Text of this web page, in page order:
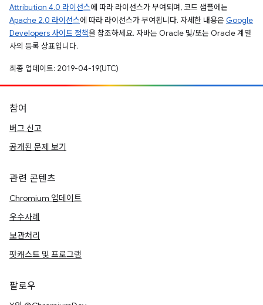
Attribution 4.0 라이선스에 따라 라이선스가 부여되며, 코드 샘플에는
Apache 2.0 라이선스에 따라 라이선스가 부여됩니다. 자세한 내용은 Google
Developers 사이트 정책을 참조하세요. 자바는 Oracle 및/또는 Oracle 계열
사의 등록 상표입니다.
최종 업데이트: 2019-04-19(UTC)
참여
버그 신고
공개된 문제 보기
관련 콘텐츠
Chromium 업데이트
우수사례
보관처리
팟캐스트 및 프로그램
팔로우